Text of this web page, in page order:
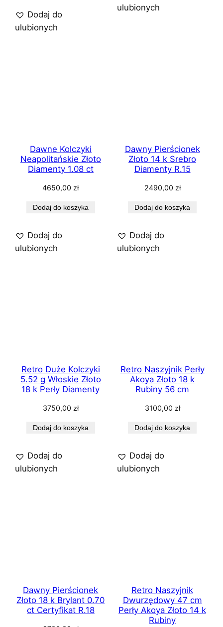
Dodaj do
ulubionych
ulubionych
Dawne Kolczyki
Neapolitańskie Złoto
Diamenty 1.08 ct
4650,00 zł
Dodaj do koszyka
Dodaj do
ulubionych
Dawny Pierścionek
Złoto 14 k Srebro
Diamenty R.15
2490,00 zł
Dodaj do koszyka
Dodaj do
ulubionych
Retro Duże Kolczyki
5.52 g Włoskie Złoto
18 k Perły Diamenty
3750,00 zł
Dodaj do koszyka
Dodaj do
ulubionych
Retro Naszyjnik Perły
Akoya Złoto 18 k
Rubiny 56 cm
3100,00 zł
Dodaj do koszyka
Dodaj do
ulubionych
Dawny Pierścionek
Złoto 18 k Brylant 0.70
ct Certyfikat R.18
Retro Naszyjnik
Dwurzędowy 47 cm
Perły Akoya Złoto 14 k
Rubiny